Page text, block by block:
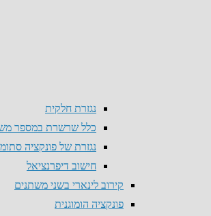
נגזרת חלקית
כלל שרשרת במספר
נגזרת של פונקציה
חישוב דיפרנציאל
קירוב לינארי בשני משתנים
פונקציה הומוגנית